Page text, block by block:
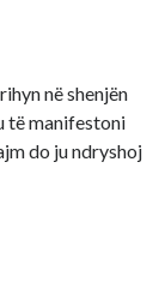
në shenjën
të manifestoni
do ju ndryshoj